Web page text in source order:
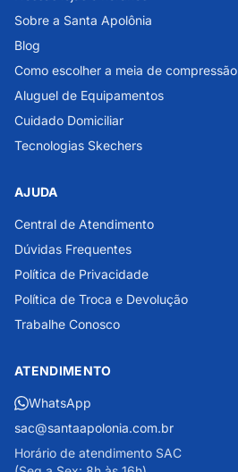
Sobre a Santa Apolônia
Blog
Como escolher a meia de compressão
Aluguel de Equipamentos
Cuidado Domiciliar
Tecnologias Skechers
AJUDA
Central de Atendimento
Dúvidas Frequentes
Política de Privacidade
Política de Troca e Devolução
Trabalhe Conosco
ATENDIMENTO
WhatsApp
sac@santaapolonia.com.br
Horário de atendimento SAC